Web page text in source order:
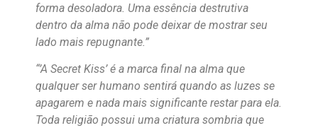
forma desoladora. Uma essência destrutiva
dentro da alma não pode deixar de mostrar seu
lado mais repugnante.”
“’A Secret Kiss’ é a marca final na alma que
qualquer ser humano sentirá quando as luzes se
apagarem e nada mais significante restar para ela.
Toda religião possui uma criatura sombria que